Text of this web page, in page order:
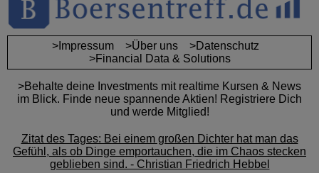
>Impressum >Über uns
>Datenschutz
>Financial Data & Solutions
>Behalte deine Investments mit realtime Kursen & News
im Blick. Finde neue spannende Aktien! Registriere Dich
und werde Mitglied!
Zitat des Tages: Bei einem großen Dichter hat man das
Gefühl, als ob Dinge emportauchen, die im Chaos stecken
geblieben sind. - Christian Friedrich Hebbel